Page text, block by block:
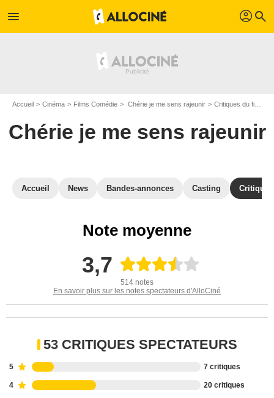
menu profil search
Accueil Cinéma Films Comédie Chérie je me sens rajeunir Critiques du film Chérie je me sens rajeunir
Chérie je me sens rajeunir
Accueil News Bandes-annonces Casting
Note moyenne
3,7
514 notes
En savoir plus sur les notes spectateurs d'AlloCiné
53 CRITIQUES SPECTATEURS
5 7 critiques
4 20 critiques